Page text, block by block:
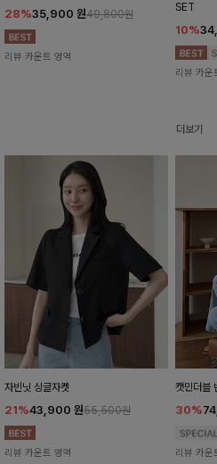
28%35,900 원49,800원
리뷰 카운트 영역
SET
10%
리뷰 카운
더보기
자빈닛 싱글자켓
21%43,900 원55,500원
리뷰 카운트 영역
캣민더블
30%
리뷰 카운